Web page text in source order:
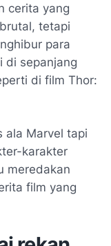
cerita yang
tetapi
para
di sepanjang
di film Thor:
ala Marvel tapi
karakter
meredakan
film yang